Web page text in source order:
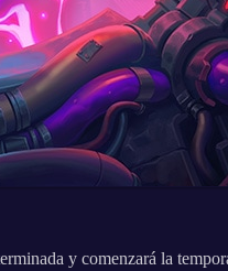
y comenzará la